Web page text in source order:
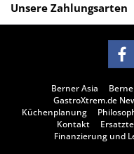
Unsere Zahlungsarten
Berner Asia
GastroXtrem.de
Küchenplanung
Kontakt
Finanzierung und